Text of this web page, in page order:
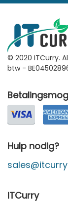
© 2020 ITCurry.
btw -
Hulp nodig?
ITCurry